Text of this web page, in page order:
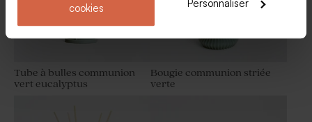
cookies
Personnaliser
Tube à bulles communion
vert eucalyptus
Bougie communion striée
verte